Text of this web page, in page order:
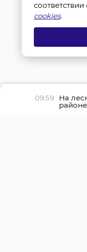
09:59 На
соответствии
cookies.